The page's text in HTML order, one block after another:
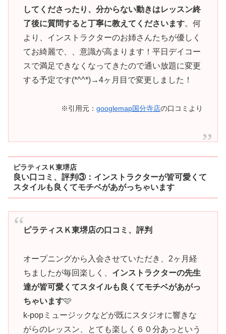
してくださったり、分からない動きはレッスン終
了後に質問すると丁寧に教えてくださいます。何
より、インストラクターのお姉さんたちが優しく
てお綺麗で、、意識が高まります！平日デイコー
スで満足できなくなってきたので通い放題に変更
する予定です(*^^*)→4ヶ月目で変更しました！
※引用元：googlemap国分寺店の口コミより
ピラティスＫ東堺店
良い口コミ、評判③：インストラクターが皆可愛くて
スタイルも良くてモチベがあがっちゃいます
ピラティスＫ東堺店の口コミ、評判
オープニングから入会させていただき、2ヶ月経
ちましたが毎回楽しく、 インストラクターの先生
達が皆可愛くてスタイルも良くてモチベがあがっ
ちゃいます🩷
k-popミュージックなどが既にスタジオに響きな
がらのレッスン、とても楽しく６０分あっという